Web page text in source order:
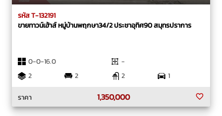
รหัส T-132191
ขายทาวน์เฮ้าส์ หมู่บ้านพฤกษา34/2 ประชาอุทิศ90 สมุทรปราการ
0-0-16.0
-
2
2 2
1
ราคา
1,350,000